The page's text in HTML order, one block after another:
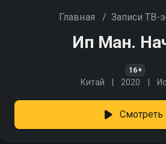
Главная / Записи ТВ-
Ип Ман.
16+
Китай 2020
Смотреть